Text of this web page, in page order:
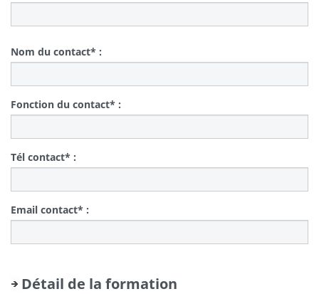
Nom du contact* :
Fonction du contact* :
Tél contact* :
Email contact* :
Détail de la formation